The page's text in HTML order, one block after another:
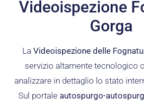
Videoispezione
Gorga
La Videoispezione delle
servizio altamente tecnologico
analizzare in dettaglio lo stato
Sul portale autospurgo-